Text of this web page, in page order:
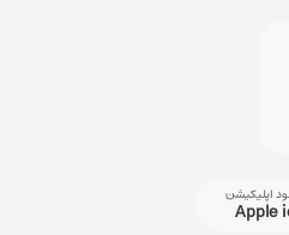
اپلیکیشن
Apple